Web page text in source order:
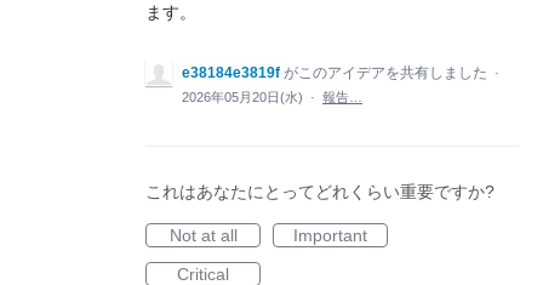
ます。
e38184e3819f がこのアイデアを共有しました
·
2026年05月20日(水)
· 報告…
これはあなたにとってどれくらい重要ですか?
Not at all
Important
Critical